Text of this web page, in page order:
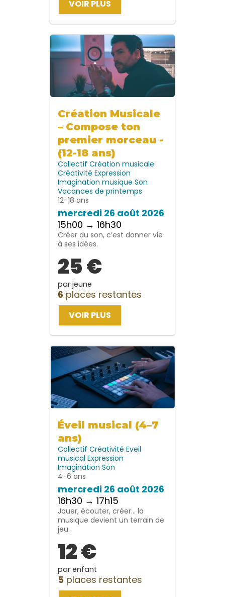
VOIR PLUS
Création Musicale
– Compose ton
premier morceau -
(12-18 ans)
Collectif Création musicale
Créativité Expression
Imagination musique Son
Vacances de printemps
12-18 ans
mercredi 26 août 2026
15h00 → 16h30
Créer du son, c’est donner vie
à ses idées.
25 €
par jeune
6 places restantes
VOIR PLUS
Éveil musical (4–7
ans)
Collectif Créativité Eveil
musical Expression
Imagination Son
4-6 ans
mercredi 26 août 2026
16h30 → 17h15
Jouer, écouter, créer… la
musique devient un terrain de
jeu.
12 €
par enfant
5 places restantes